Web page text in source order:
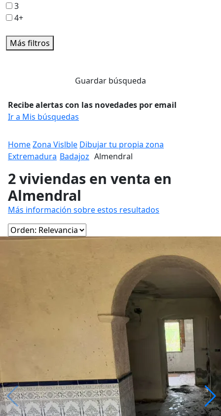
3
4+
Más filtros
Guardar búsqueda
Recibe alertas con las novedades por email
Ir a Mis búsquedas
HomeZona Vislble Dibujar tu propia zona
Extremadura Badajoz Almendral
2 viviendas en venta en
Almendral
Más información sobre estos resultados